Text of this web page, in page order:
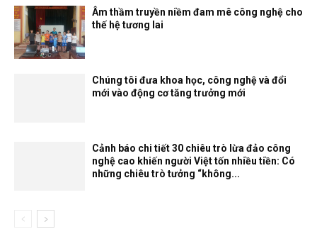
Âm thầm truyền niềm đam mê công nghệ cho
thế hệ tương lai
Chúng tôi đưa khoa học, công nghệ và đổi
mới vào động cơ tăng trưởng mới
Cảnh báo chi tiết 30 chiêu trò lừa đảo công
nghệ cao khiến người Việt tốn nhiều tiền: Có
những chiêu trò tưởng “không...